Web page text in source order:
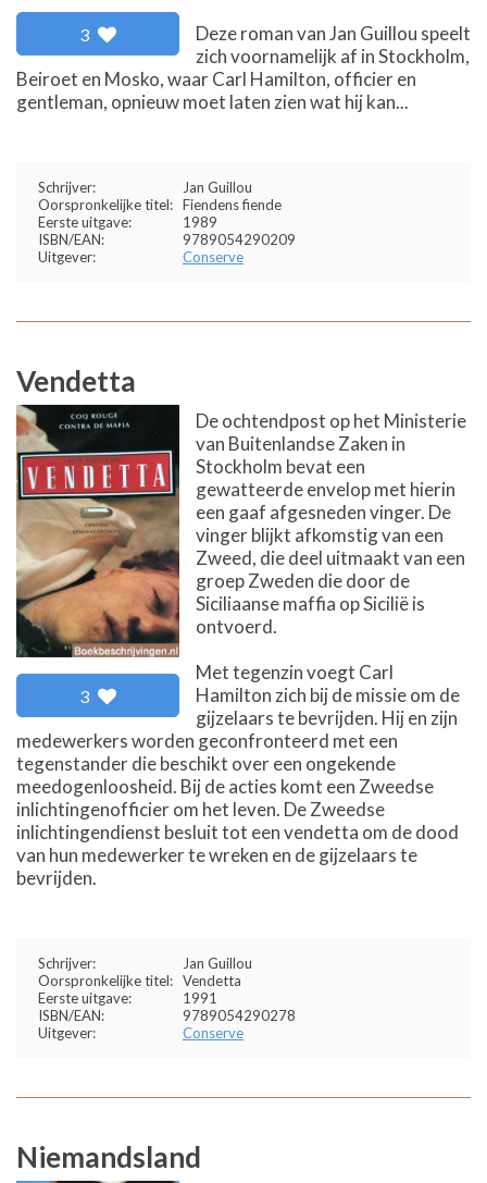
3
Deze roman van Jan Guillou speelt
zich voornamelijk af in Stockholm,
Beiroet en Mosko, waar Carl Hamilton, officier en
gentleman, opnieuw moet laten zien wat hij kan...
Schrijver:
Jan Guillou
Oorspronkelijke titel: Fiendens fiende
Eerste uitgave:
1989
ISBN/EAN:
9789054290209
Uitgever:
Conserve
Vendetta
3
De ochtendpost op het Ministerie
van Buitenlandse Zaken in
Stockholm bevat een
gewatteerde envelop met hierin
een gaaf afgesneden vinger. De
vinger blijkt afkomstig van een
Zweed, die deel uitmaakt van een
groep Zweden die door de
Siciliaanse maffia op Sicilië is
ontvoerd.
Met tegenzin voegt Carl
Hamilton zich bij de missie om de
gijzelaars te bevrijden. Hij en zijn
medewerkers worden geconfronteerd met een
tegenstander die beschikt over een ongekende
meedogenloosheid. Bij de acties komt een Zweedse
inlichtingenofficier om het leven. De Zweedse
inlichtingendienst besluit tot een vendetta om de dood
van hun medewerker te wreken en de gijzelaars te
bevrijden.
Schrijver:
Jan Guillou
Oorspronkelijke titel: Vendetta
Eerste uitgave:
1991
ISBN/EAN:
9789054290278
Uitgever:
Conserve
Niemandsland